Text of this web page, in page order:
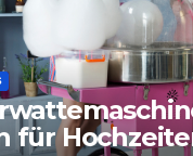
für